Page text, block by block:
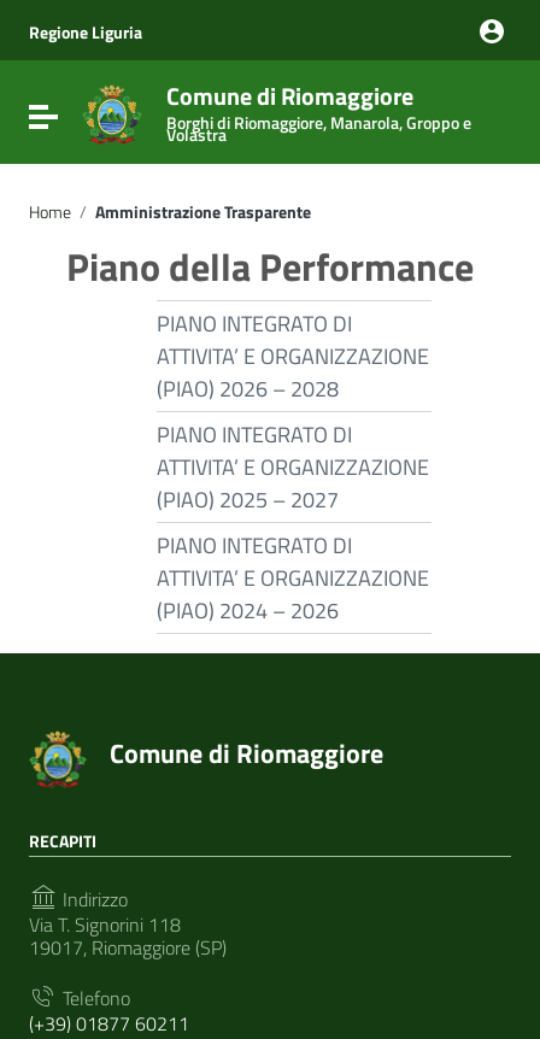
Vai al menu di navigazione
Vai al footer
Regione Liguria
Attiva / disattiva la navigazione
Comune di Riomaggiore
Borghi di Riomaggiore, Manarola, Groppo e
Volastra
Home / Amministrazione Trasparente
Piano della Performance
PIANO INTEGRATO DI
ATTIVITA’ E ORGANIZZAZIONE
(PIAO) 2026 – 2028
PIANO INTEGRATO DI
ATTIVITA’ E ORGANIZZAZIONE
(PIAO) 2025 – 2027
PIANO INTEGRATO DI
ATTIVITA’ E ORGANIZZAZIONE
(PIAO) 2024 – 2026
Comune di Riomaggiore
RECAPITI
Indirizzo
Via T. Signorini 118
19017, Riomaggiore (SP)
Telefono
(+39) 01877 60211